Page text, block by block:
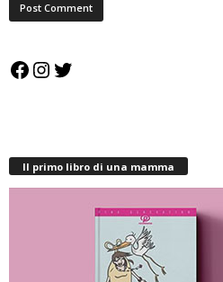
Facebook
Instagram
Twitter
Il primo libro di una mamma